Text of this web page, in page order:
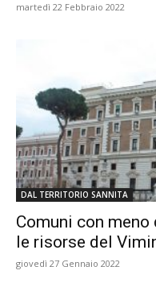
martedì 22 Febbraio 2022
DAL TERRITORIO SANNITA
Comuni con
le risorse del
giovedì 27 Gennaio 2022